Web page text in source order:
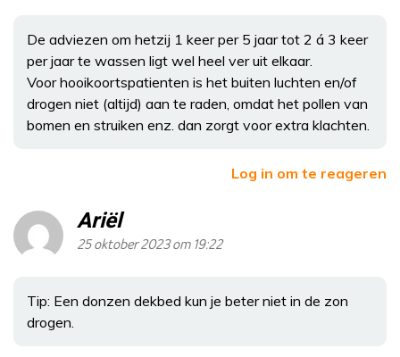
De adviezen om hetzij 1 keer per 5 jaar tot 2 á 3 keer
per jaar te wassen ligt wel heel ver uit elkaar.
Voor hooikoortspatienten is het buiten luchten en/of
drogen niet (altijd) aan te raden, omdat het pollen van
bomen en struiken enz. dan zorgt voor extra klachten.
Log in om te reageren
Ariël
25 oktober 2023 om 19:22
Tip: Een donzen dekbed kun je beter niet in de zon
drogen.